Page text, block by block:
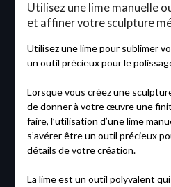
Utilisez une lime manuelle
et affiner votre sculpture
Utilisez une lime pour sublimer
un outil précieux pour le
Lorsque vous créez une
de donner à votre œuvre une
faire, l’utilisation d’une lime
s’avérer être un outil précieux
détails de votre création.
La lime est un outil polyvalent